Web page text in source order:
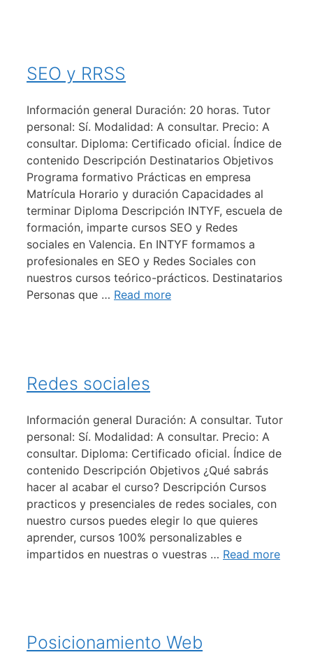
SEO y RRSS
Información general Duración: 20 horas. Tutor
personal: Sí. Modalidad: A consultar. Precio: A
consultar. Diploma: Certificado oficial. Índice de
contenido Descripción Destinatarios Objetivos
Programa formativo Prácticas en empresa
Matrícula Horario y duración Capacidades al
terminar Diploma Descripción INTYF, escuela de
formación, imparte cursos SEO y Redes
sociales en Valencia. En INTYF formamos a
profesionales en SEO y Redes Sociales con
nuestros cursos teórico-prácticos. Destinatarios
Personas que … Read more
Redes sociales
Información general Duración: A consultar. Tutor
personal: Sí. Modalidad: A consultar. Precio: A
consultar. Diploma: Certificado oficial. Índice de
contenido Descripción Objetivos ¿Qué sabrás
hacer al acabar el curso? Descripción Cursos
practicos y presenciales de redes sociales, con
nuestro cursos puedes elegir lo que quieres
aprender, cursos 100% personalizables e
impartidos en nuestras o vuestras … Read more
Posicionamiento Web